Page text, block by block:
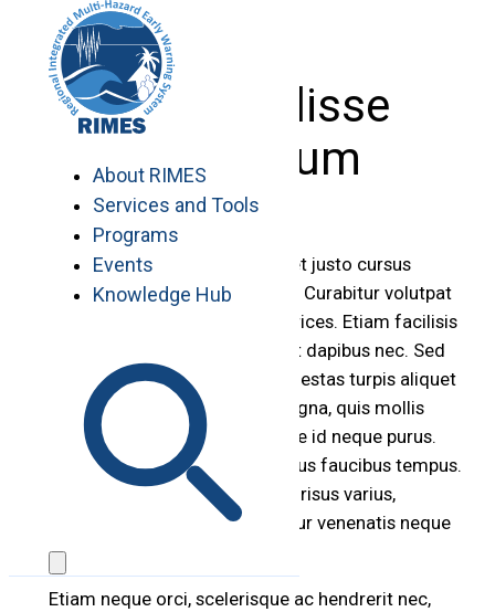
content
About RIMES
Services and Tools
Programs
Events
Knowledge Hub
Suspendisse
bibendum
Vivamus tempus purus sit amet justo cursus
euismod. Suspendisse potenti. Curabitur volutpat
nunc aliquet libero pulvinar ultrices. Etiam facilisis
ultrices purus, a malesuada elit dapibus nec. Sed
suscipit dignissim ligula, vel egestas turpis aliquet
a. Morbi tincidunt pharetra magna, quis mollis
massa pulvinar ac. Suspendisse id neque purus.
Integer hendrerit sem eget lacus faucibus tempus.
In purus urna, dictum molestie risus varius,
euismod tempus arcu. Curabitur venenatis neque
eu nisi aliquet sagittis.
Etiam neque orci, scelerisque ac hendrerit nec,